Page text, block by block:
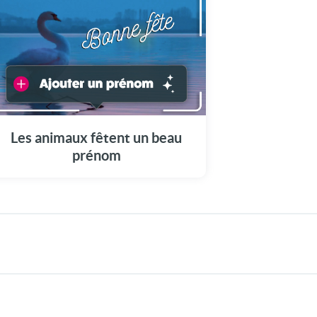
Les animaux fêtent un beau
prénom
Choisissez votre prénom pour une carte